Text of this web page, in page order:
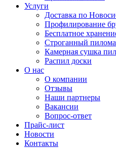
Услуги
Доставка по
Профилирование
Бесплатное
Строганный
Камерная сушка
Распил доски
О нас
О компании
Отзывы
Наши партнеры
Вакансии
Вопрос-ответ
Прайс-лист
Новости
Контакты